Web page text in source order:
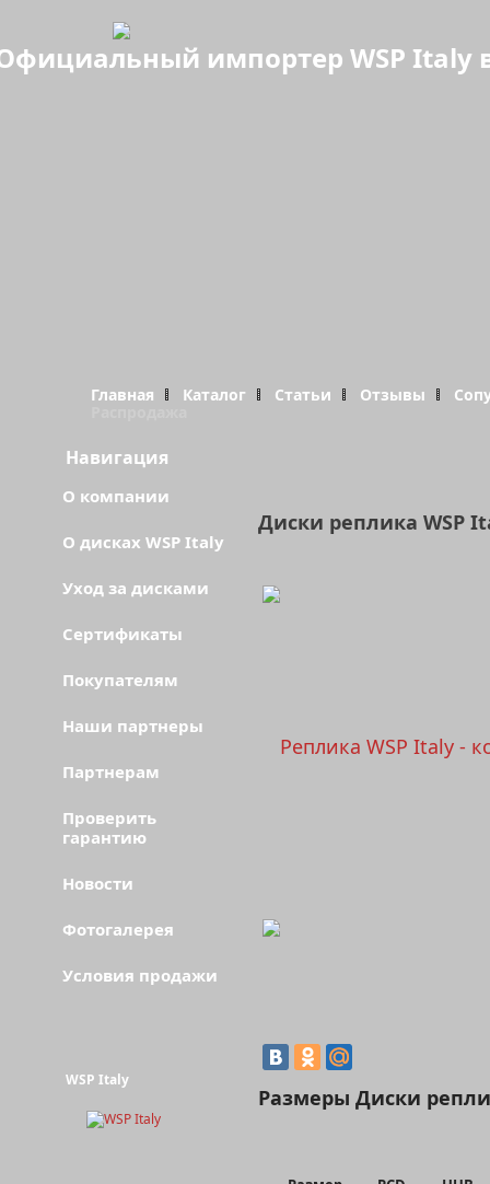
импортер WSP Italy
Главная Каталог Статьи Отзывы
Диски реплика WSP
Размеры Диски
Навигация
О компании
О дисках WSP Italy
Уход за дисками
Сертификаты
Покупателям
Наши партнеры
Партнерам
Проверить
гарантию
Новости
Фотогалерея
Условия продажи
WSP Italy